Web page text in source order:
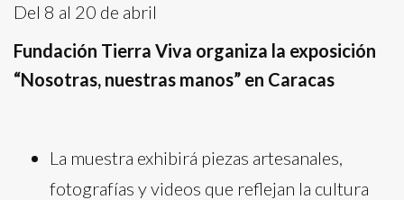
Del 8 al 20 de abril
Fundación Tierra Viva organiza la exposición
“Nosotras, nuestras manos” en Caracas
La muestra exhibirá piezas artesanales,
fotografías y videos que reflejan la cultura